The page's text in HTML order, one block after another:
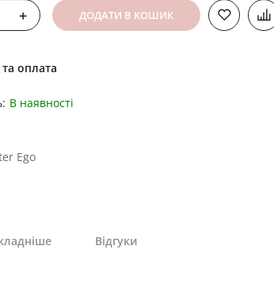
+ ДОДАТИ В КОШИК
оплата
В наявності
Ego
Відгуки